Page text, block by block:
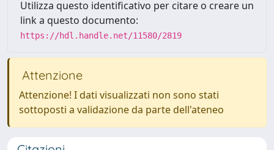
Utilizza questo identificativo per citare o creare un
link a questo documento:
https://hdl.handle.net/11580/2819
Attenzione
Attenzione! I dati visualizzati non sono stati
sottoposti a validazione da parte dell'ateneo